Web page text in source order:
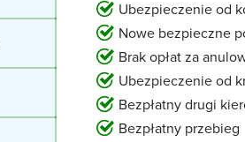
Ubezpieczenie od
Nowe bezpieczne
Brak opłat za
Ubezpieczenie od
Bezpłatny drugi
Bezpłatny przebieg